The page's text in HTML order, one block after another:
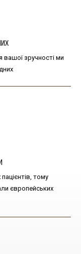
вашої зручності ми
тому
європейських